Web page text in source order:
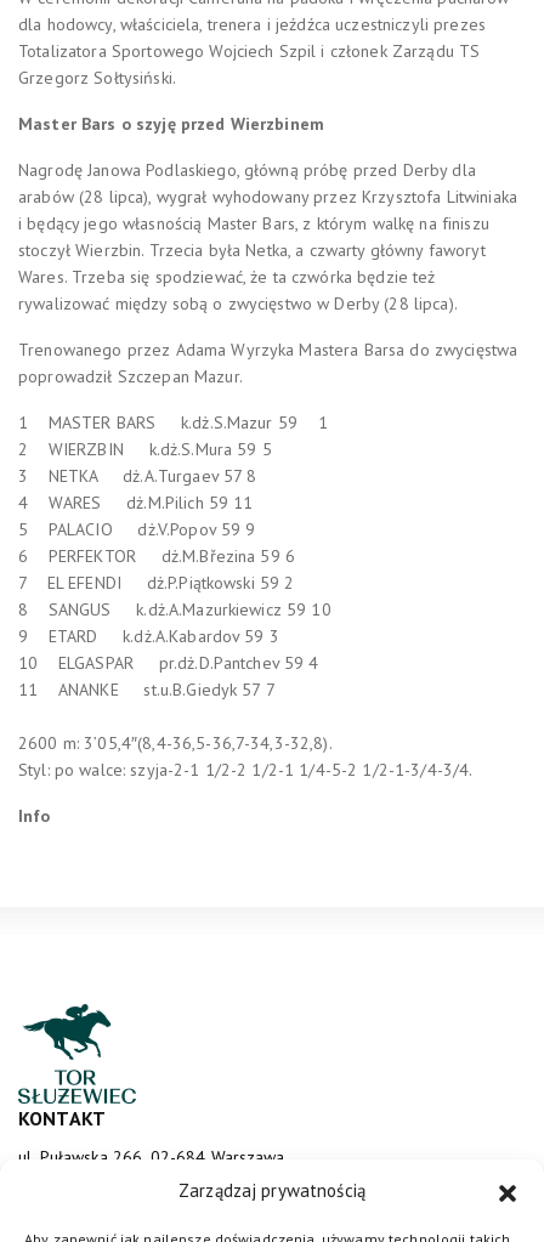
Zarządzaj prywatnością
dla hodowcy, właściciela, trenera i jeźdźca uczestniczyli prezes
Totalizatora Sportowego Wojciech Szpil i członek Zarządu TS
Grzegorz Sołtysiński.
Master Bars o szyję przed Wierzbinem
Nagrodę Janowa Podlaskiego, główną próbę przed Derby dla
arabów (28 lipca), wygrał wyhodowany przez Krzysztofa Litwiniaka
i będący jego własnością Master Bars, z którym walkę na finiszu
stoczył Wierzbin. Trzecia była Netka, a czwarty główny faworyt
Wares. Trzeba się spodziewać, że ta czwórka będzie też
rywalizować między sobą o zwycięstwo w Derby (28 lipca).
Trenowanego przez Adama Wyrzyka Mastera Barsa do zwycięstwa
poprowadził Szczepan Mazur.
1 MASTER BARS k.dż.S.Mazur 59 1
2 WIERZBIN k.dż.S.Mura 59 5
3 NETKA dż.A.Turgaev 57 8
4 WARES dż.M.Pilich 59 11
5 PALACIO dż.V.Popov 59 9
6 PERFEKTOR dż.M.Březina 59 6
7 EL EFENDI dż.P.Piątkowski 59 2
8 SANGUS k.dż.A.Mazurkiewicz 59 10
9 ETARD k.dż.A.Kabardov 59 3
10 ELGASPAR pr.dż.D.Pantchev 59 4
11 ANANKE st.u.B.Giedyk 57 7
2600 m: 3’05,4″(8,4-36,5-36,7-34,3-32,8).
Styl: po walce: szyja-2-1 1/2-2 1/2-1 1/4-5-2 1/2-1-3/4-3/4.
Info
KONTAKT
ul. Puławska 266, 02-684 Warszawa
sluzewiec@totalizator.pl
KONTAKT DLA MEDIÓW